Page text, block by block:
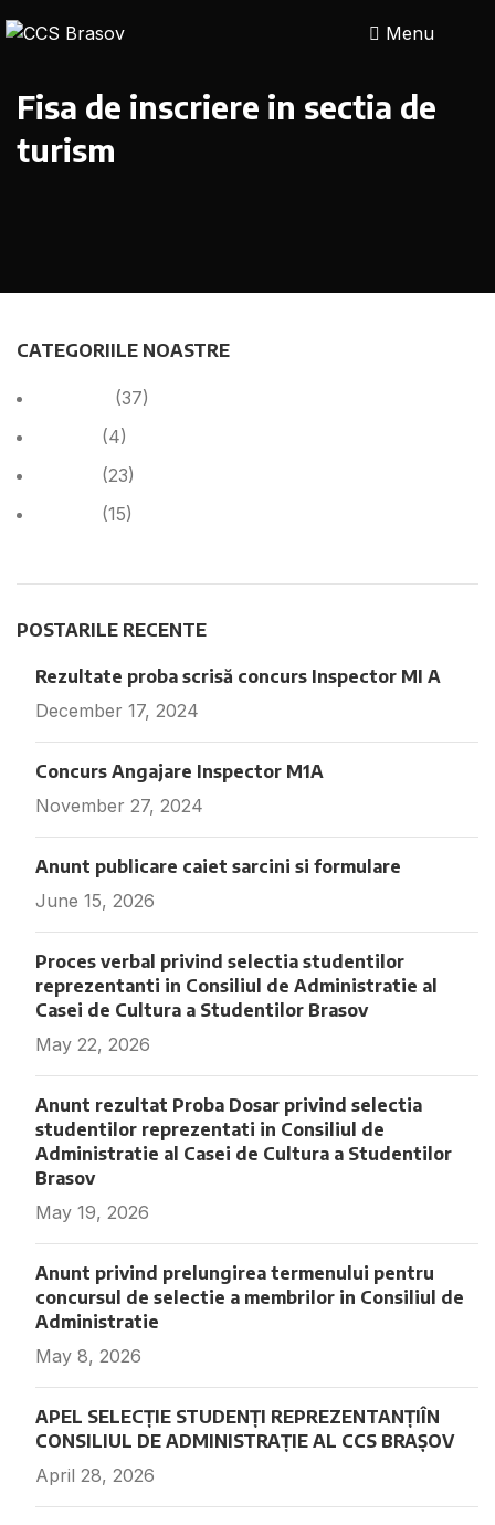
Menu
Fisa de inscriere in sectia de
turism
CATEGORIILE NOASTRE
(37)
(4)
(23)
(15)
POSTARILE RECENTE
Rezultate proba scrisă concurs Inspector MI A
December 17, 2024
Concurs Angajare Inspector M1A
November 27, 2024
Anunt publicare caiet sarcini si formulare
June 15, 2026
Proces verbal privind selectia studentilor
reprezentanti in Consiliul de Administratie al
Casei de Cultura a Studentilor Brasov
May 22, 2026
Anunt rezultat Proba Dosar privind selectia
studentilor reprezentati in Consiliul de
Administratie al Casei de Cultura a Studentilor
Brasov
May 19, 2026
Anunt privind prelungirea termenului pentru
concursul de selectie a membrilor in Consiliul de
Administratie
May 8, 2026
APEL SELECȚIE STUDENȚI REPREZENTANȚIÎN
CONSILIUL DE ADMINISTRAȚIE AL CCS BRAȘOV
April 28, 2026